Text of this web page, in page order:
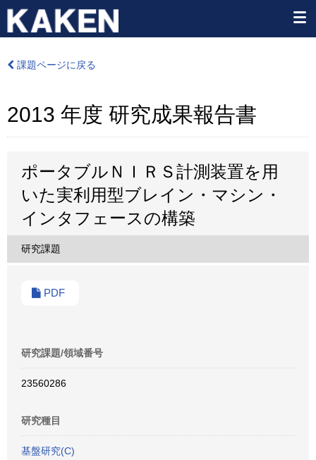
課題ページに戻る
2013 年度 研究成果報告書
ポータブルＮＩＲＳ計測装置を用
いた実利用型ブレイン・マシン・
インタフェースの構築
研究課題
PDF
研究課題/領域番号
23560286
研究種目
基盤研究(C)